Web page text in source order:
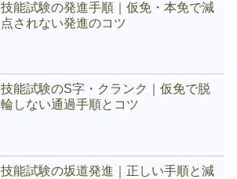
技能試験の発進手順｜仮免・本免で減
点されない発進のコツ
技能試験のS字・クランク｜仮免で脱
輪しない通過手順とコツ
技能試験の坂道発進｜正しい手順と減